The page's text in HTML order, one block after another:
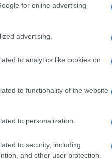
for online advertising
advertising.
to analytics like cookies on
to functionality of the website
to personalization.
to security, including
and other user protection.
Unito Keir
Merz.